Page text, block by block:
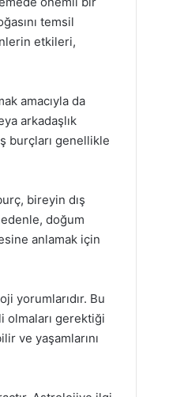
temsil
etkileri,
amacıyla da
arkadaşlık
burçları genellikle
bireyin dış
doğum
anlamak için
yorumlarıdır. Bu
olmaları gerektiği
ve yaşamlarını